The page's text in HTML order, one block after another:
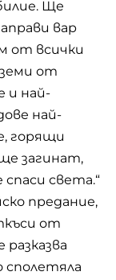
Ще
вар
от всички
от
и най-
най-
горящи
загинат,
света.“
предание,
от
сполетяла